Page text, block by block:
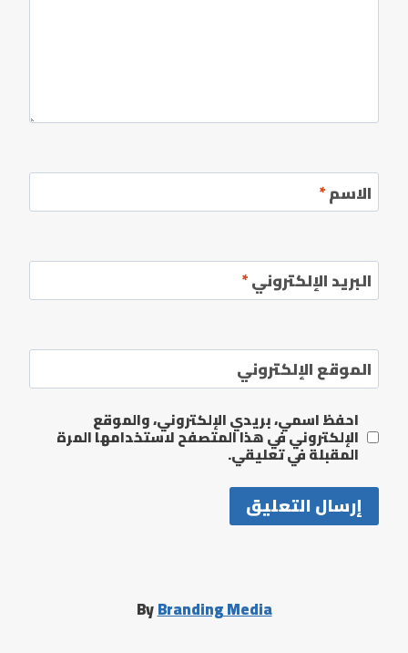
الاسم*
البريد الإلكتروني*
الموقع الإلكتروني
احفظ اسمي، بريدي الإلكتروني، والموقع
الإلكتروني في هذا المتصفح لاستخدامها المرة
المقبلة في تعليقي.
ByBranding Media